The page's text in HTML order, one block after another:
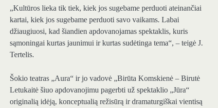
„Kultūros lieka tik tiek, kiek jos sugebame perduoti ateinančiai
kartai, kiek jos sugebame perduoti savo vaikams. Labai
džiaugiuosi, kad šiandien apdovanojamas spektaklis, kuris
sąmoningai kurtas jaunimui ir kurtas sudėtinga tema“, – teigė J.
Tertelis.
Šokio teatras „Aura“ ir jo vadovė „Birūta Komskienė – Birutė
Letukaitė šiuo apdovanojimu pagerbti už spektaklio „Jūra“
originalią idėją, konceptualią režisūrą ir dramaturgiškai vientisą